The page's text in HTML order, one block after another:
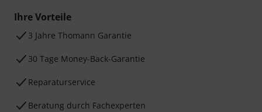
Ihre Vorteile
3 Jahre Thomann Garantie
30 Tage Money-Back-Garantie
Reparaturservice
Beratung durch Fachexperten